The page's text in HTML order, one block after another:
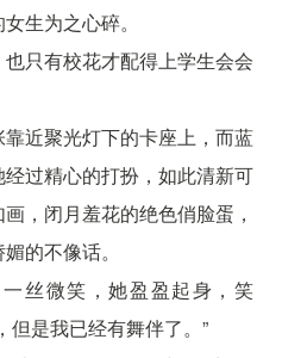
生为之心碎。
只有校花才配得上学生会会
近聚光灯下的卡座上，而蓝
过精心的打扮，如此清新可
，闭月羞花的绝色俏脸蛋，
的不像话。
丝微笑，她盈盈起身，笑
但是我已经有舞伴了。”